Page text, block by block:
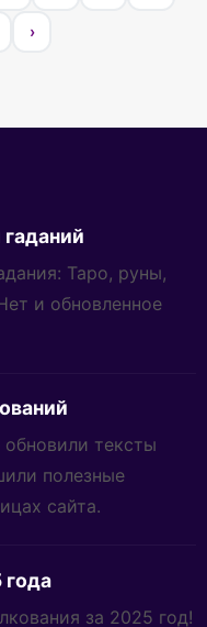
›
Таро, руны,
и обновленное
тексты
полезные
сайта.
за 2025 год!